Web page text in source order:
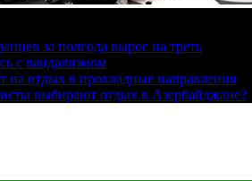
за полгода вырос на треть
с вандализмом
на отдых в прохладные направления
выбирают отдых в Азербайджане?